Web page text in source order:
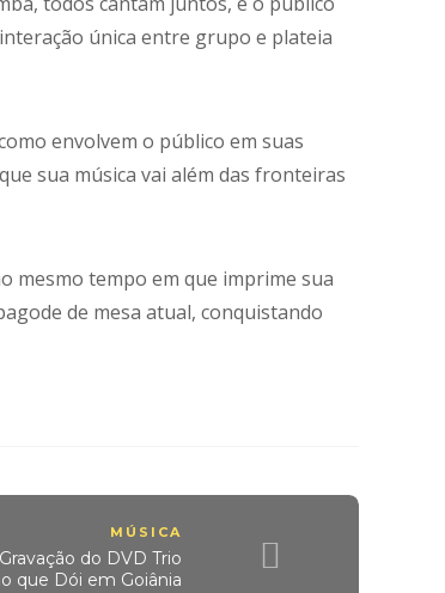
única entre grupo e plateia
envolvem o público em suas
sua música vai além das fronteiras
mesmo tempo em que imprime sua
de mesa atual, conquistando
MÚSICA
do DVD Trio
que Dói em Goiânia